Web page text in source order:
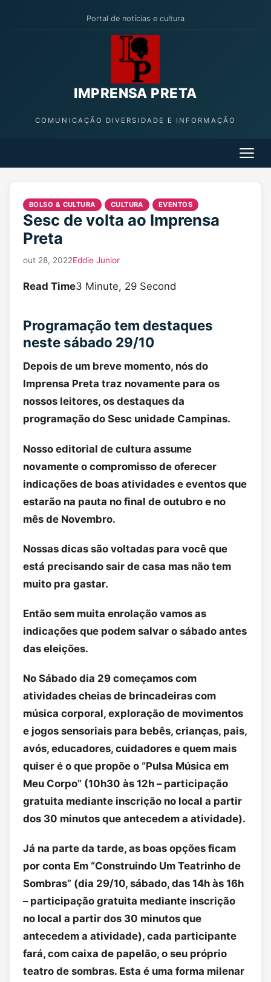
Portal de notícias e cultura
IMPRENSA PRETA
COMUNICAÇÃO DIVERSIDADE E INFORMAÇÃO
BOLSO & CULTURA CULTURA EVENTOS
Sesc de volta ao Imprensa
Preta
out 28, 2022Eddie Junior
Read Time3 Minute, 29 Second
Programação tem destaques
neste sábado 29/10
Depois de um breve momento, nós do
Imprensa Preta traz novamente para os
nossos leitores, os destaques da
programação do Sesc unidade Campinas.
Nosso editorial de cultura assume
novamente o compromisso de oferecer
indicações de boas atividades e eventos que
estarão na pauta no final de outubro e no
mês de Novembro.
Nossas dicas são voltadas para você que
está precisando sair de casa mas não tem
muito pra gastar.
Então sem muita enrolação vamos as
indicações que podem salvar o sábado antes
das eleições.
No Sábado dia 29 começamos com
atividades cheias de brincadeiras com
música corporal, exploração de movimentos
e jogos sensoriais para bebês, crianças, pais,
avós, educadores, cuidadores e quem mais
quiser é o que propõe o “Pulsa Música em
Meu Corpo” (10h30 às 12h – participação
gratuita mediante inscrição no local a partir
dos 30 minutos que antecedem a atividade).
Já na parte da tarde, as boas opções ficam
por conta Em “Construindo Um Teatrinho de
Sombras” (dia 29/10, sábado, das 14h às 16h
– participação gratuita mediante inscrição
no local a partir dos 30 minutos que
antecedem a atividade), cada participante
fará, com caixa de papelão, o seu próprio
teatro de sombras. Esta é uma forma milenar